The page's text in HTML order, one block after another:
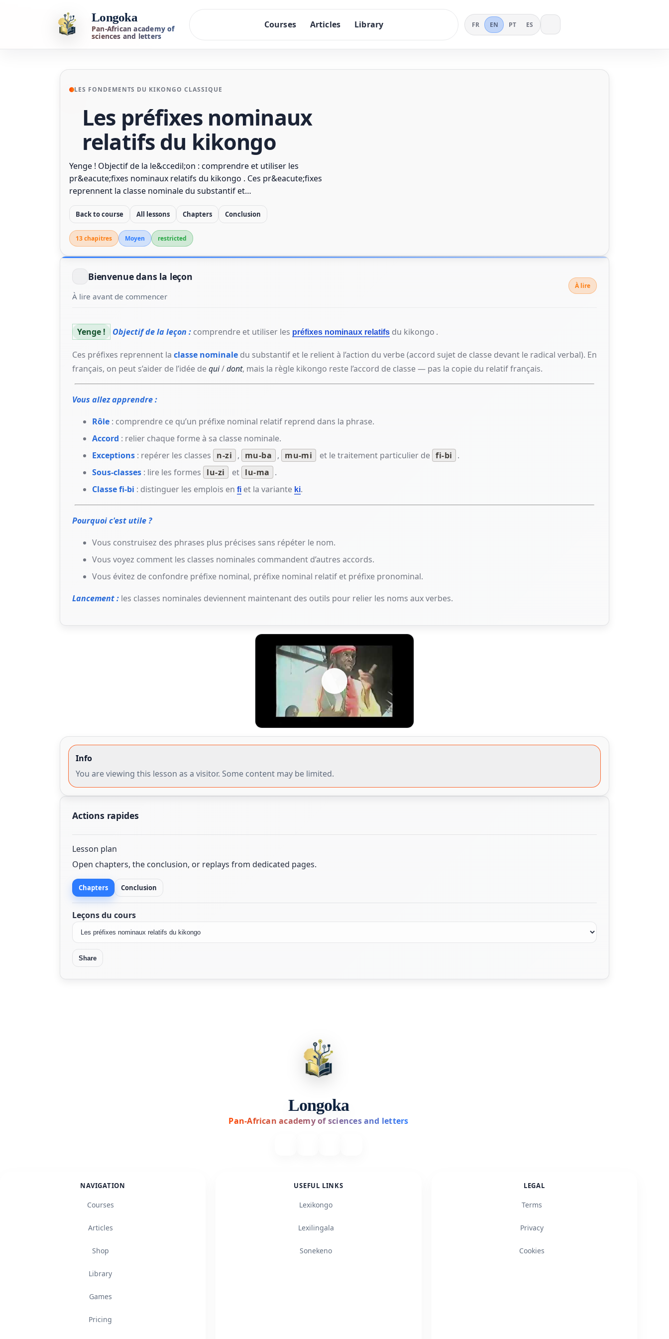
Longoka
Pan-African academy of
sciences and letters
Courses Articles Library FR EN PT ES
LES FONDEMENTS DU KIKONGO CLASSIQUE
Les préfixes nominaux
relatifs du kikongo
Yenge ! Objectif de la le&ccedil;on : comprendre et utiliser les
pr&eacute;fixes nominaux relatifs du kikongo . Ces pr&eacute;fixes
reprennent la classe nominale du substantif et…
Back to course All lessons Chapters Conclusion
13 chapitres Moyen restricted
Bienvenue dans la leçon
À lire avant de commencer
À lire
Yenge ! Objectif de la leçon : comprendre et utiliser les préfixes nominaux relatifs du kikongo .
Ces préfixes reprennent la classe nominale du substantif et le relient à l’action du verbe (accord sujet de classe devant le radical verbal). En
français, on peut s’aider de l’idée dequi/dont, mais la règle kikongo reste l’accord de classe — pas la copie du relatif français.
Vous allez apprendre :
Rôle : comprendre ce qu’un préfixe nominal relatif reprend dans la phrase.
Accord : relier chaque forme à sa classe nominale.
Exceptions : repérer les classes n-zi , mu-ba , mu-mi et le traitement particulier de fi-bi .
Sous-classes : lire les formes lu-zi et lu-ma .
Classe fi-bi : distinguer les emplois en fi et la variante ki.
Pourquoi c'est utile ?
Vous construisez des phrases plus précises sans répéter le nom.
Vous voyez comment les classes nominales commandent d’autres accords.
Vous évitez de confondre préfixe nominal, préfixe nominal relatif et préfixe pronominal.
Lancement : les classes nominales deviennent maintenant des outils pour relier les noms aux verbes.
Info
You are viewing this lesson as a visitor. Some content may be limited.
Actions rapides
Lesson plan
Open chapters, the conclusion, or replays from dedicated pages.
Chapters Conclusion
Leçons du cours
Share
Longoka
Pan-African academy of sciences and letters
NAVIGATION
Courses
Articles
Shop
Library
Games
Pricing
USEFUL LINKS
Lexikongo
Lexilingala
Sonekeno
LEGAL
Terms
Privacy
Cookies